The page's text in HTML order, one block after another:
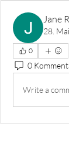
Jane
28.
0
0
Write a